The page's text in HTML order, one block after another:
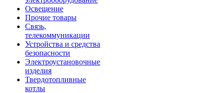
Освещение
Прочие товары
Связь,
телекоммуникации
Устройства и средства
безопасности
Электроустановочные
изделия
Твердотопливные
котлы